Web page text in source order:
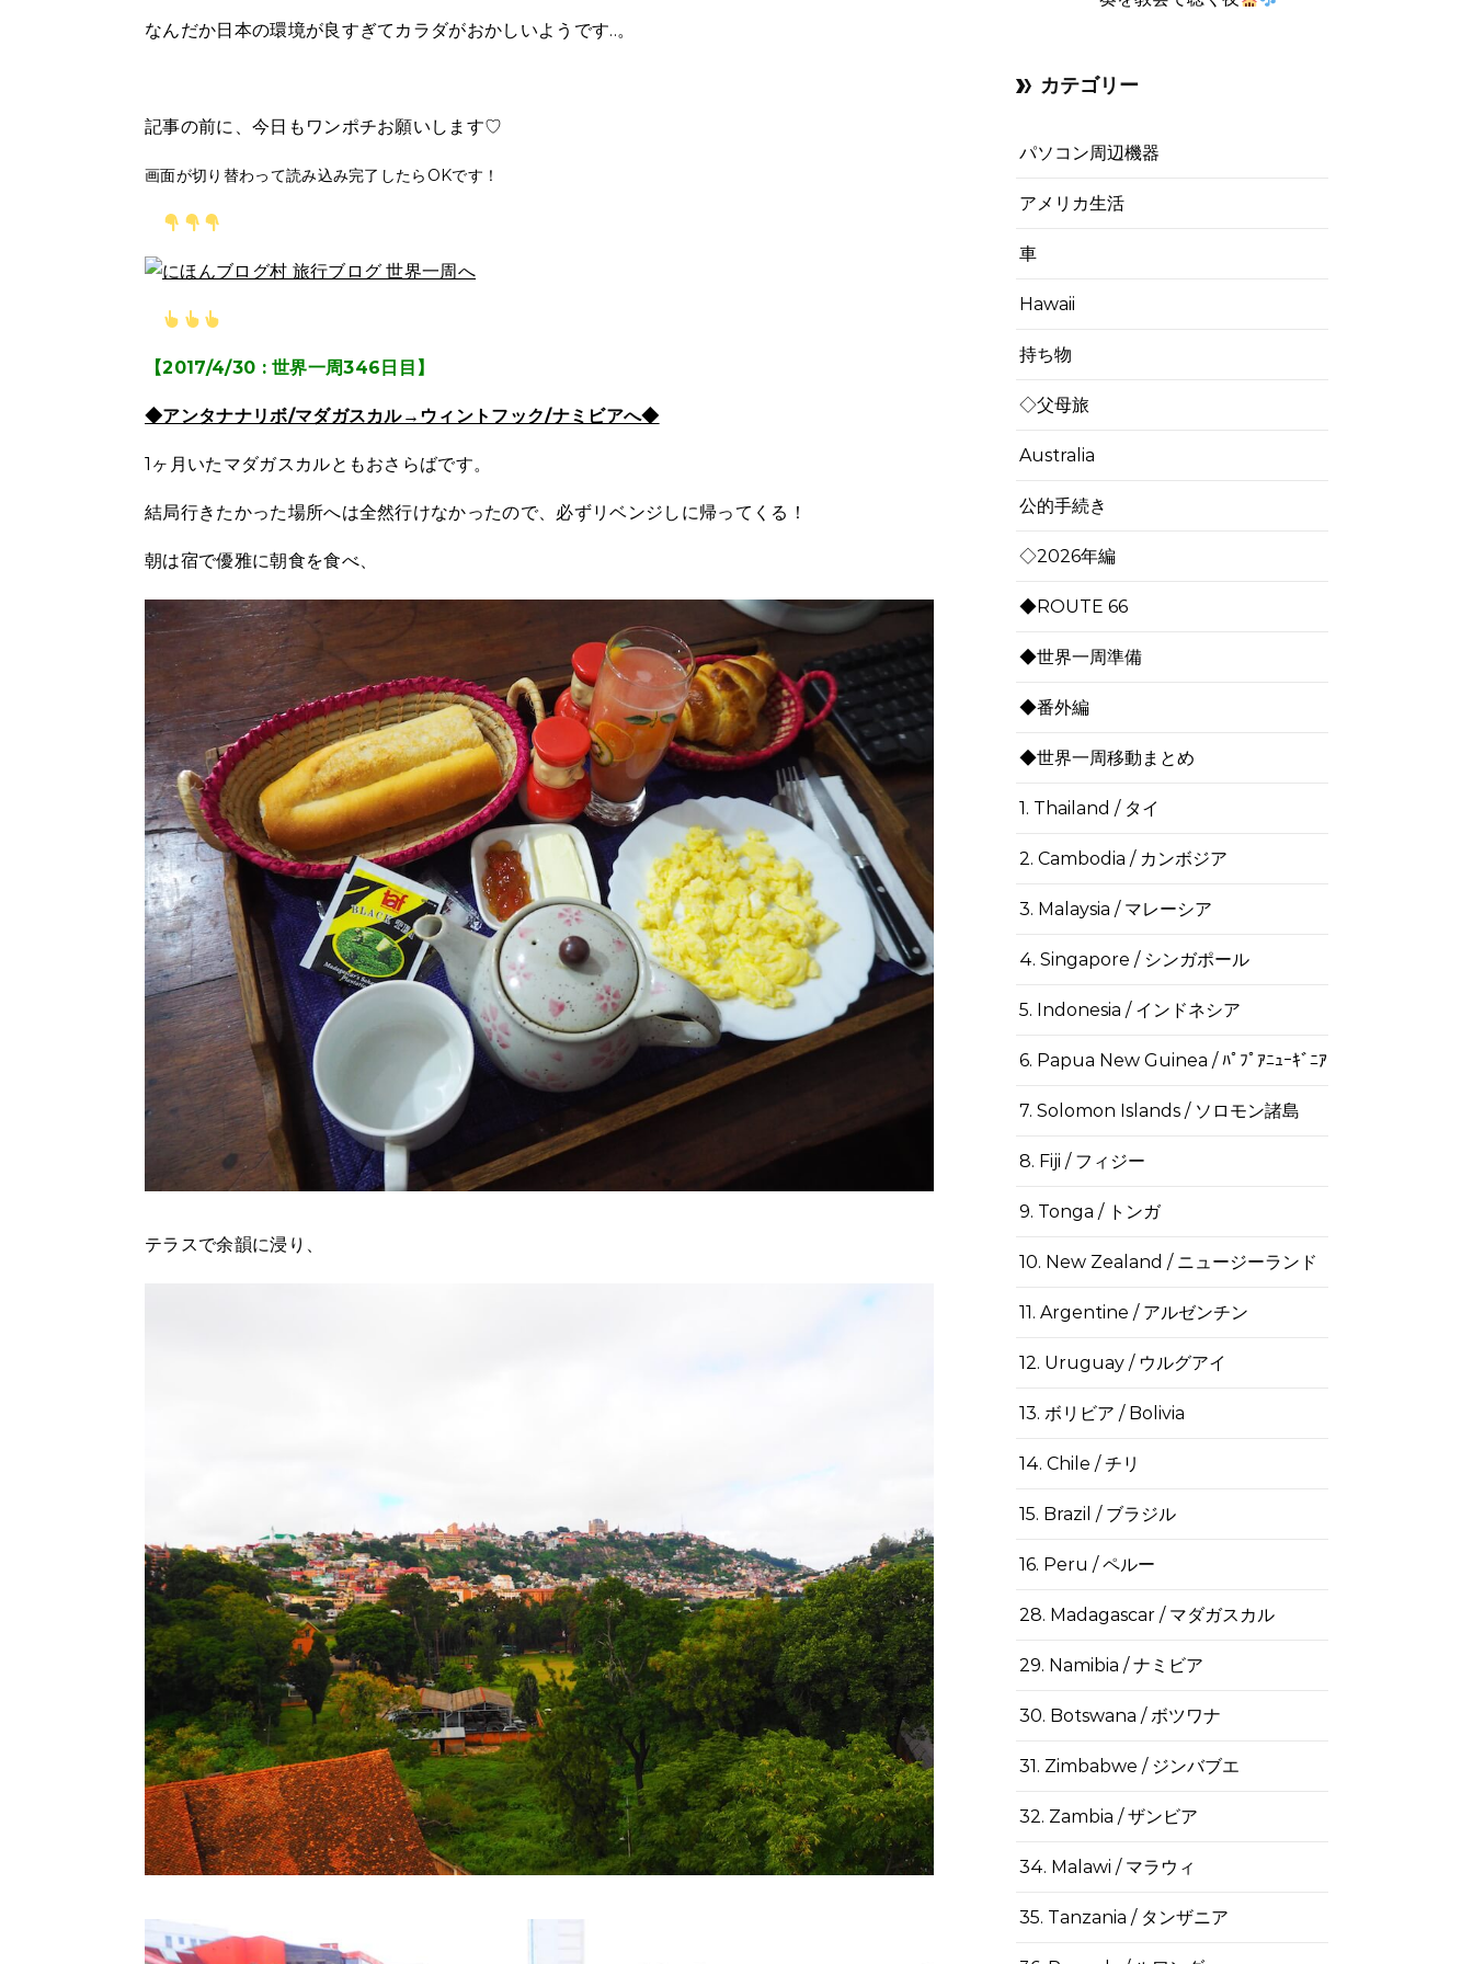
なんだか日本の環境が良すぎてカラダがおかしいようです..。
記事の前に、今日もワンポチお願いします♡
画面が切り替わって読み込み完了したらOKです！
【2017/4/30 : 世界一周346日目】
◆アンタナナリボ/マダガスカル→ウィントフック/ナミビアへ◆
1ヶ月いたマダガスカルともおさらばです。
結局行きたかった場所へは全然行けなかったので、必ずリベンジしに帰ってくる！
朝は宿で優雅に朝食を食べ、
テラスで余韻に浸り、
カテゴリー
パソコン周辺機器
アメリカ生活
車
Hawaii
持ち物
◇父母旅
Australia
公的手続き
◇2026年編
◆ROUTE 66
◆世界一周準備
◆番外編
◆世界一周移動まとめ
1. Thailand / タイ
2. Cambodia / カンボジア
3. Malaysia / マレーシア
4. Singapore / シンガポール
5. Indonesia / インドネシア
6. Papua New Guinea / ﾊﾟﾌﾟｱﾆｭｰｷﾞﾆｱ
7. Solomon Islands / ソロモン諸島
8. Fiji / フィジー
9. Tonga / トンガ
10. New Zealand / ニュージーランド
11. Argentine / アルゼンチン
12. Uruguay / ウルグアイ
13. ボリビア / Bolivia
14. Chile / チリ
15. Brazil / ブラジル
16. Peru / ペルー
28. Madagascar / マダガスカル
29. Namibia / ナミビア
30. Botswana / ボツワナ
31. Zimbabwe / ジンバブエ
32. Zambia / ザンビア
34. Malawi / マラウィ
35. Tanzania / タンザニア